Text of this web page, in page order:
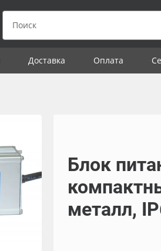
Доставка Оплата
Блок
металл,